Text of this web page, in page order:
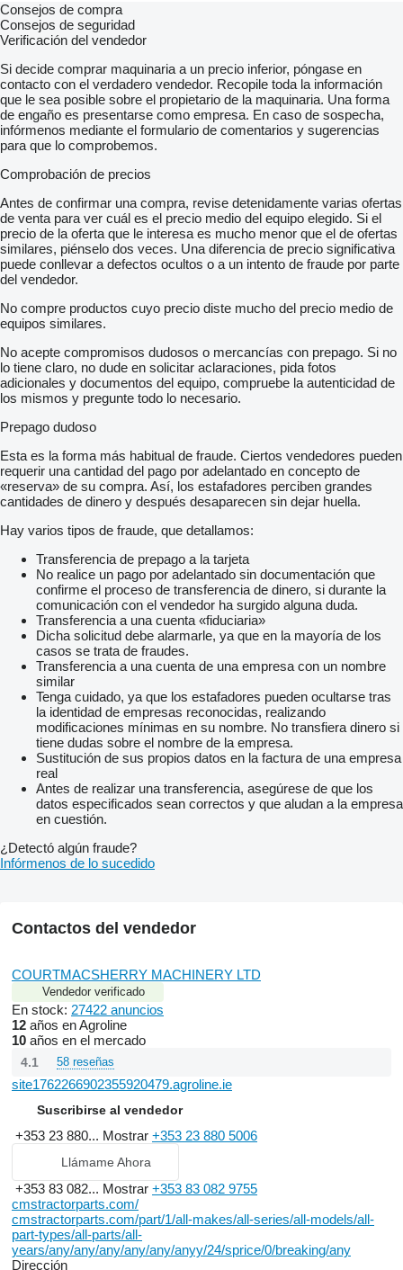
Consejos de compra
Consejos de seguridad
Verificación del vendedor
Si decide comprar maquinaria a un precio inferior, póngase en
contacto con el verdadero vendedor. Recopile toda la información
que le sea posible sobre el propietario de la maquinaria. Una forma
de engaño es presentarse como empresa. En caso de sospecha,
infórmenos mediante el formulario de comentarios y sugerencias
para que lo comprobemos.
Comprobación de precios
Antes de confirmar una compra, revise detenidamente varias ofertas
de venta para ver cuál es el precio medio del equipo elegido. Si el
precio de la oferta que le interesa es mucho menor que el de ofertas
similares, piénselo dos veces. Una diferencia de precio significativa
puede conllevar a defectos ocultos o a un intento de fraude por parte
del vendedor.
No compre productos cuyo precio diste mucho del precio medio de
equipos similares.
No acepte compromisos dudosos o mercancías con prepago. Si no
lo tiene claro, no dude en solicitar aclaraciones, pida fotos
adicionales y documentos del equipo, compruebe la autenticidad de
los mismos y pregunte todo lo necesario.
Prepago dudoso
Esta es la forma más habitual de fraude. Ciertos vendedores pueden
requerir una cantidad del pago por adelantado en concepto de
«reserva» de su compra. Así, los estafadores perciben grandes
cantidades de dinero y después desaparecen sin dejar huella.
Hay varios tipos de fraude, que detallamos:
Transferencia de prepago a la tarjeta
No realice un pago por adelantado sin documentación que
confirme el proceso de transferencia de dinero, si durante la
comunicación con el vendedor ha surgido alguna duda.
Transferencia a una cuenta «fiduciaria»
Dicha solicitud debe alarmarle, ya que en la mayoría de los
casos se trata de fraudes.
Transferencia a una cuenta de una empresa con un nombre
similar
Tenga cuidado, ya que los estafadores pueden ocultarse tras
la identidad de empresas reconocidas, realizando
modificaciones mínimas en su nombre. No transfiera dinero si
tiene dudas sobre el nombre de la empresa.
Sustitución de sus propios datos en la factura de una empresa
real
Antes de realizar una transferencia, asegúrese de que los
datos especificados sean correctos y que aludan a la empresa
en cuestión.
¿Detectó algún fraude?
Infórmenos de lo sucedido
Contactos del vendedor
COURTMACSHERRY MACHINERY LTD
Vendedor verificado
En stock: 27422 anuncios
12 años en Agroline
10 años en el mercado
4.1 58 reseñas
site1762266902355920479.agroline.ie
Suscribirse al vendedor
+353 23 880... Mostrar +353 23 880 5006
Llámame Ahora
+353 83 082... Mostrar +353 83 082 9755
cmstractorparts.com/
cmstractorparts.com/part/1/all-makes/all-series/all-models/all-
part-types/all-parts/all-
years/any/any/any/any/any/anyy/24/sprice/0/breaking/any
Dirección